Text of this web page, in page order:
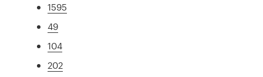
1595
49
104
202